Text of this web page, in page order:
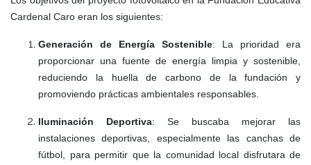
Cardenal Caro eran los siguientes:
Generación de Energía Sostenible: La prioridad era
proporcionar una fuente de energía limpia y sostenible,
reduciendo la huella de carbono de la fundación y
promoviendo prácticas ambientales responsables.
Iluminación Deportiva: Se buscaba mejorar las
instalaciones deportivas, especialmente las canchas de
fútbol, para permitir que la comunidad local disfrutara de